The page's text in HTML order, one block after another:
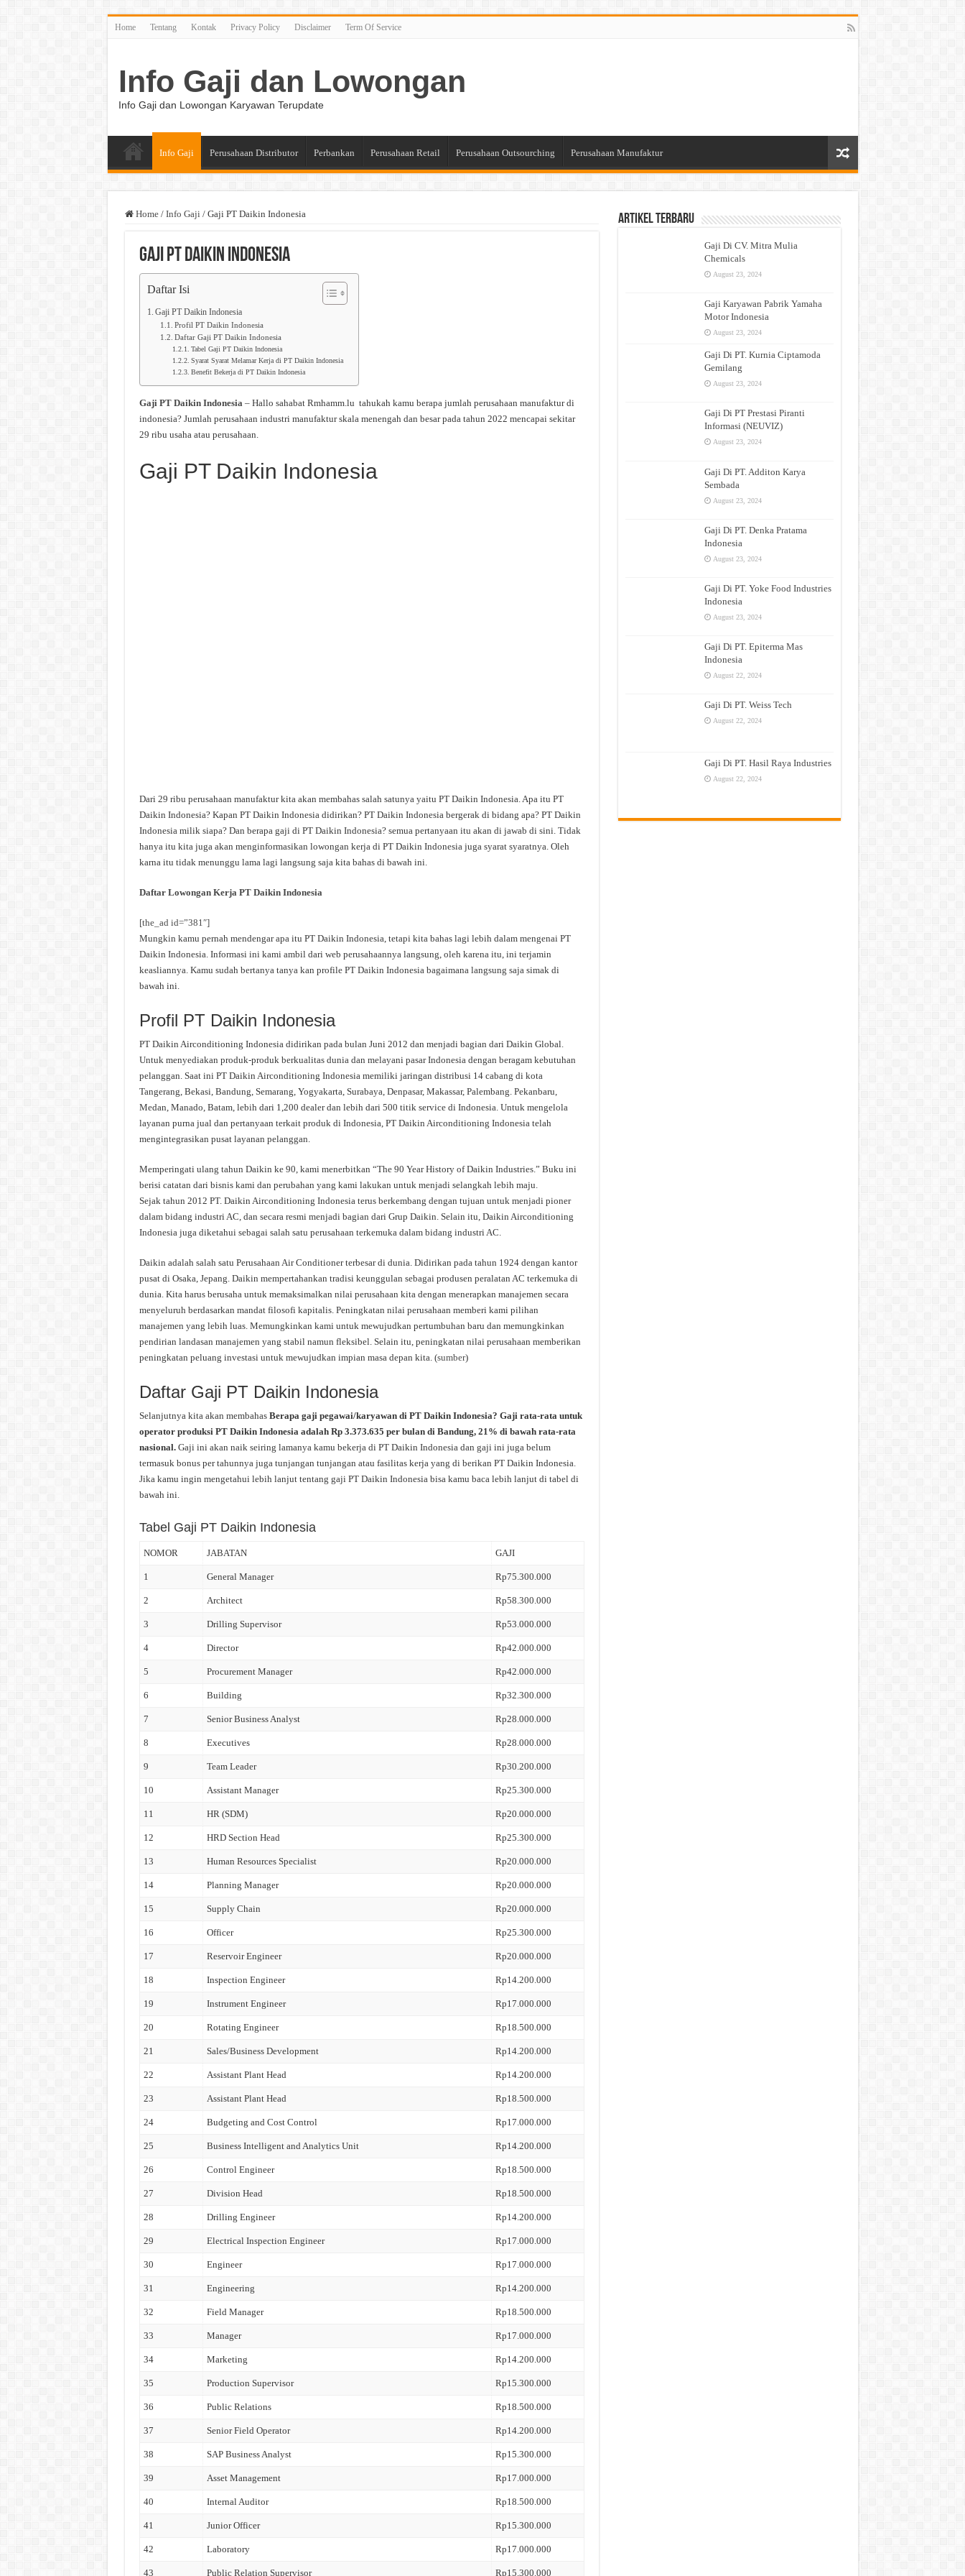
Home Tentang Kontak Privacy Policy Disclaimer Term Of Service
Info Gaji dan Lowongan
Info Gaji dan Lowongan Karyawan Terupdate
Info Gaji Perusahaan Distributor Perbankan Perusahaan Retail Perusahaan Outsourching Perusahaan Manufaktur
Home / Info Gaji / Gaji PT Daikin Indonesia
Gaji PT Daikin Indonesia
Daftar Isi
Gaji PT Daikin Indonesia
Profil PT Daikin Indonesia
Daftar Gaji PT Daikin Indonesia
Tabel Gaji PT Daikin Indonesia
Syarat Syarat Melamar Kerja di PT Daikin Indonesia
Benefit Bekerja di PT Daikin Indonesia
Gaji PT Daikin Indonesia– Hallo sahabat Rmhamm.lu tahukah kamu berapa jumlah perusahaan manufaktur di
indonesia? Jumlah perusahaan industri manufaktur skala menengah dan besar pada tahun 2022 mencapai sekitar
29 ribu usaha atau perusahaan.
Gaji PT Daikin Indonesia
Dari 29 ribu perusahaan manufaktur kita akan membahas salah satunya yaitu PT Daikin Indonesia. Apa itu PT
Daikin Indonesia? Kapan PT Daikin Indonesia didirikan? PT Daikin Indonesia bergerak di bidang apa? PT Daikin
Indonesia milik siapa? Dan berapa gaji di PT Daikin Indonesia? semua pertanyaan itu akan di jawab di sini. Tidak
hanya itu kita juga akan menginformasikan lowongan kerja di PT Daikin Indonesia juga syarat syaratnya. Oleh
karna itu tidak menunggu lama lagi langsung saja kita bahas di bawah ini.
Daftar Lowongan Kerja PT Daikin Indonesia
[the_ad id=”381″]
Mungkin kamu pernah mendengar apa itu PT Daikin Indonesia, tetapi kita bahas lagi lebih dalam mengenai PT
Daikin Indonesia. Informasi ini kami ambil dari web perusahaannya langsung, oleh karena itu, ini terjamin
keasliannya. Kamu sudah bertanya tanya kan profile PT Daikin Indonesia bagaimana langsung saja simak di
bawah ini.
Profil PT Daikin Indonesia
PT Daikin Airconditioning Indonesia didirikan pada bulan Juni 2012 dan menjadi bagian dari Daikin Global.
Untuk menyediakan produk-produk berkualitas dunia dan melayani pasar Indonesia dengan beragam kebutuhan
pelanggan. Saat ini PT Daikin Airconditioning Indonesia memiliki jaringan distribusi 14 cabang di kota
Tangerang, Bekasi, Bandung, Semarang, Yogyakarta, Surabaya, Denpasar, Makassar, Palembang. Pekanbaru,
Medan, Manado, Batam, lebih dari 1,200 dealer dan lebih dari 500 titik service di Indonesia. Untuk mengelola
layanan purna jual dan pertanyaan terkait produk di Indonesia, PT Daikin Airconditioning Indonesia telah
mengintegrasikan pusat layanan pelanggan.
Memperingati ulang tahun Daikin ke 90, kami menerbitkan “The 90 Year History of Daikin Industries.” Buku ini
berisi catatan dari bisnis kami dan perubahan yang kami lakukan untuk menjadi selangkah lebih maju.
Sejak tahun 2012 PT. Daikin Airconditioning Indonesia terus berkembang dengan tujuan untuk menjadi pioner
dalam bidang industri AC, dan secara resmi menjadi bagian dari Grup Daikin. Selain itu, Daikin Airconditioning
Indonesia juga diketahui sebagai salah satu perusahaan terkemuka dalam bidang industri AC.
Daikin adalah salah satu Perusahaan Air Conditioner terbesar di dunia. Didirikan pada tahun 1924 dengan kantor
pusat di Osaka, Jepang. Daikin mempertahankan tradisi keunggulan sebagai produsen peralatan AC terkemuka di
dunia. Kita harus berusaha untuk memaksimalkan nilai perusahaan kita dengan menerapkan manajemen secara
menyeluruh berdasarkan mandat filosofi kapitalis. Peningkatan nilai perusahaan memberi kami pilihan
manajemen yang lebih luas. Memungkinkan kami untuk mewujudkan pertumbuhan baru dan memungkinkan
pendirian landasan manajemen yang stabil namun fleksibel. Selain itu, peningkatan nilai perusahaan memberikan
peningkatan peluang investasi untuk mewujudkan impian masa depan kita. (sumber)
Daftar Gaji PT Daikin Indonesia
Selanjutnya kita akan membahas Berapa gaji pegawai/karyawan di PT Daikin Indonesia? Gaji rata-rata untuk
operator produksi PT Daikin Indonesia adalah Rp 3.373.635 per bulan di Bandung, 21% di bawah rata-rata
nasional. Gaji ini akan naik seiring lamanya kamu bekerja di PT Daikin Indonesia dan gaji ini juga belum
termasuk bonus per tahunnya juga tunjangan tunjangan atau fasilitas kerja yang di berikan PT Daikin Indonesia.
Jika kamu ingin mengetahui lebih lanjut tentang gaji PT Daikin Indonesia bisa kamu baca lebih lanjut di tabel di
bawah ini.
Tabel Gaji PT Daikin Indonesia
NOMOR JABATAN GAJI
1 General Manager Rp75.300.000
2 Architect Rp58.300.000
3 Drilling Supervisor Rp53.000.000
4 Director Rp42.000.000
5 Procurement Manager Rp42.000.000
6 Building Rp32.300.000
7 Senior Business Analyst Rp28.000.000
8 Executives Rp28.000.000
9 Team Leader Rp30.200.000
10 Assistant Manager Rp25.300.000
11 HR (SDM) Rp20.000.000
12 HRD Section Head Rp25.300.000
13 Human Resources Specialist Rp20.000.000
14 Planning Manager Rp20.000.000
15 Supply Chain Rp20.000.000
16 Officer Rp25.300.000
17 Reservoir Engineer Rp20.000.000
18 Inspection Engineer Rp14.200.000
19 Instrument Engineer Rp17.000.000
20 Rotating Engineer Rp18.500.000
21 Sales/Business Development Rp14.200.000
22 Assistant Plant Head Rp14.200.000
23 Assistant Plant Head Rp18.500.000
24 Budgeting and Cost Control Rp17.000.000
25 Business Intelligent and Analytics Unit Rp14.200.000
26 Control Engineer Rp18.500.000
27 Division Head Rp18.500.000
28 Drilling Engineer Rp14.200.000
29 Electrical Inspection Engineer Rp17.000.000
30 Engineer Rp17.000.000
31 Engineering Rp14.200.000
32 Field Manager Rp18.500.000
33 Manager Rp17.000.000
34 Marketing Rp14.200.000
35 Production Supervisor Rp15.300.000
36 Public Relations Rp18.500.000
37 Senior Field Operator Rp14.200.000
38 SAP Business Analyst Rp15.300.000
39 Asset Management Rp17.000.000
40 Internal Auditor Rp18.500.000
41 Junior Officer Rp15.300.000
42 Laboratory Rp17.000.000
43 Public Relation Supervisor Rp15.300.000
Artikel Terbaru
Gaji Di CV. Mitra Mulia
Chemicals
August 23, 2024
Gaji Karyawan Pabrik Yamaha
Motor Indonesia
August 23, 2024
Gaji Di PT. Kurnia Ciptamoda
Gemilang
August 23, 2024
Gaji Di PT Prestasi Piranti
Informasi (NEUVIZ)
August 23, 2024
Gaji Di PT. Additon Karya
Sembada
August 23, 2024
Gaji Di PT. Denka Pratama
Indonesia
August 23, 2024
Gaji Di PT. Yoke Food Industries
Indonesia
August 23, 2024
Gaji Di PT. Epiterma Mas
Indonesia
August 22, 2024
Gaji Di PT. Weiss Tech
August 22, 2024
Gaji Di PT. Hasil Raya Industries
August 22, 2024